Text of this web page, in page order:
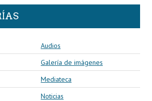
Audios
Galería de imágenes
Mediateca
Noticias